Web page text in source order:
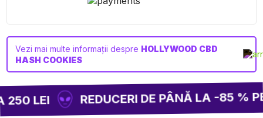
Vezi mai multe informații despre HOLLYWOOD CBD
HASH COOKIES
LEI REDUCERI DE PÂNĂ LA -85 %